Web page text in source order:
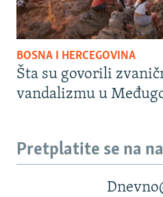
BOSNA I HERCEGOVINA
Šta su govorili
vandalizmu u
Pretplatite se na